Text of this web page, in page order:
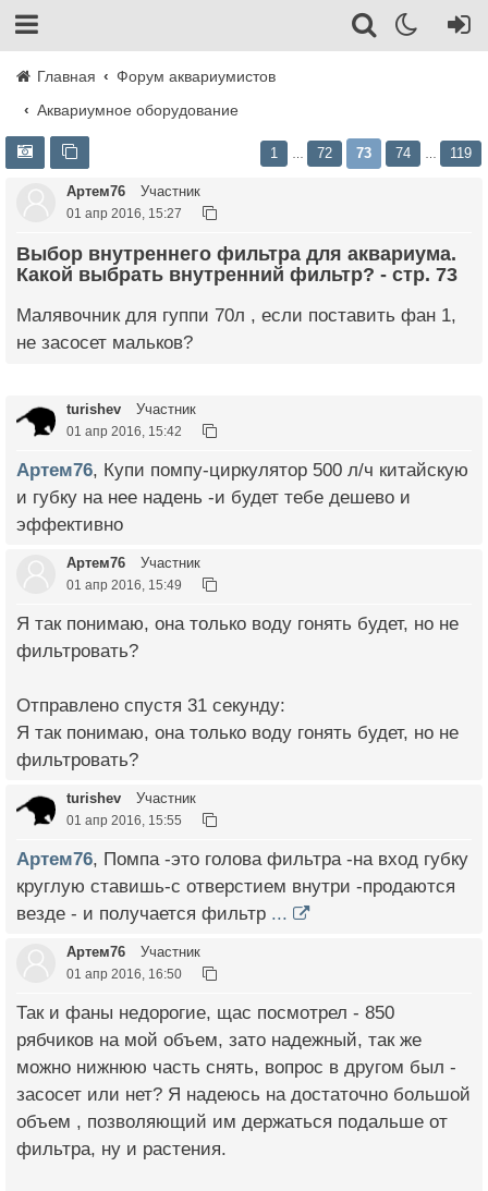
Главная
Форум аквариумистов
Аквариумное оборудование
1 72 73 74 119
Артем76 Участник
01 апр 2016, 15:27
Выбор внутреннего фильтра для аквариума.
Какой выбрать внутренний фильтр? - стр. 73
Малявочник для гуппи 70л , если поставить фан 1,
не засосет мальков?
turishev Участник
01 апр 2016, 15:42
Артем76, Купи помпу-циркулятор 500 л/ч китайскую
и губку на нее надень -и будет тебе дешево и
эффективно
Артем76 Участник
01 апр 2016, 15:49
Я так понимаю, она только воду гонять будет, но не
фильтровать?
Отправлено спустя 31 секунду:
Я так понимаю, она только воду гонять будет, но не
фильтровать?
turishev Участник
01 апр 2016, 15:55
Артем76, Помпа -это голова фильтра -на вход губку
круглую ставишь-с отверстием внутри -продаются
везде - и получается фильтр ...
Артем76 Участник
01 апр 2016, 16:50
Так и фаны недорогие, щас посмотрел - 850
рябчиков на мой объем, зато надежный, так же
можно нижнюю часть снять, вопрос в другом был -
засосет или нет? Я надеюсь на достаточно большой
объем , позволяющий им держаться подальше от
фильтра, ну и растения.